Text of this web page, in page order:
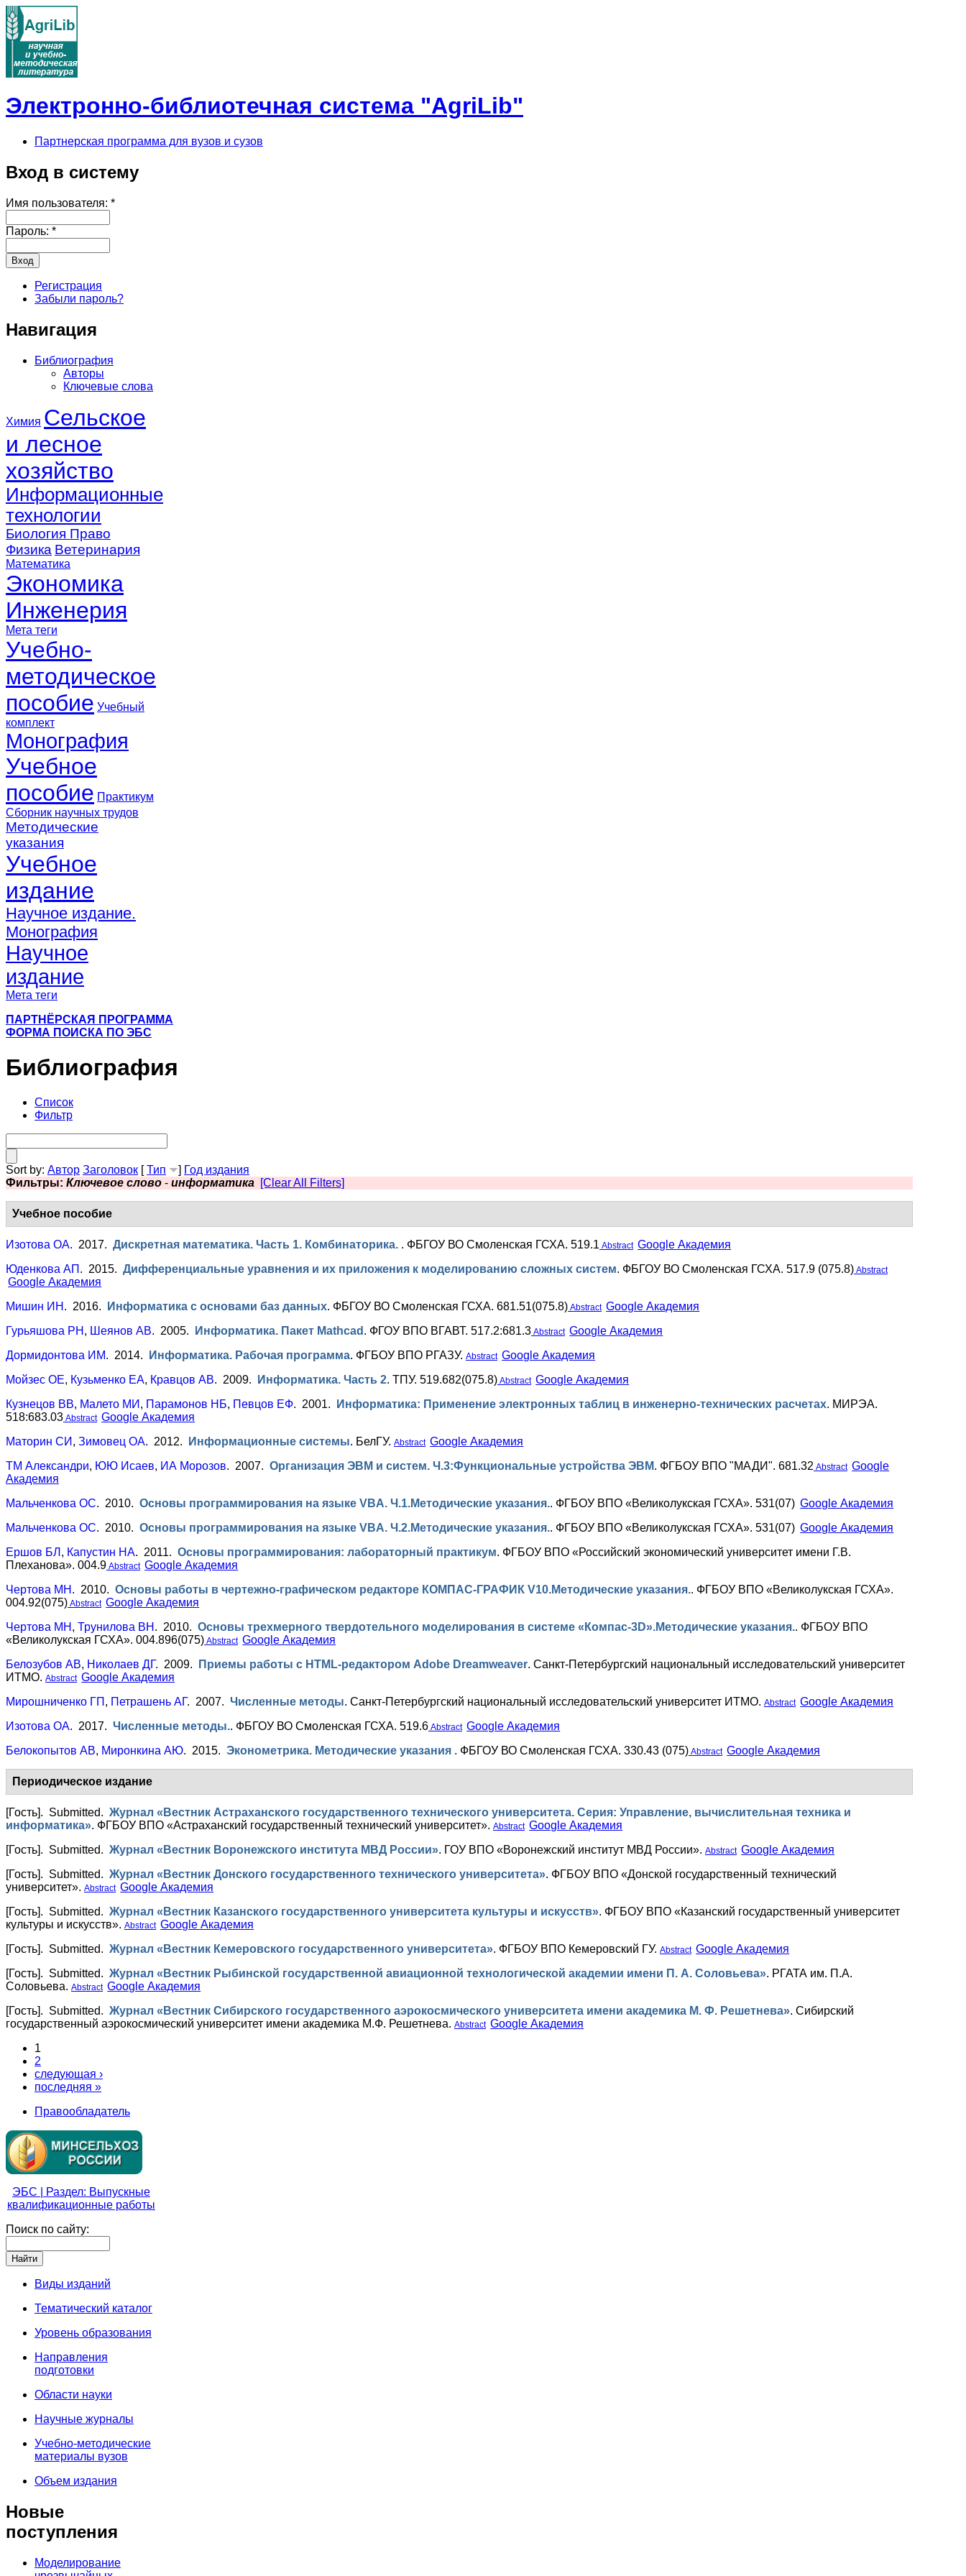
Электронно-библиотечная система "AgriLib"
Партнерская программа для вузов и сузов
Вход в систему
Имя пользователя: *
Пароль: *
Регистрация
Забыли пароль?
Навигация
Библиография
Авторы
Ключевые слова
Химия Сельское
и лесное
хозяйство
Информационные
технологии
Биология Право
Физика Ветеринария
Математика
Экономика
Инженерия
Мета теги
Учебно-
методическое
пособие Учебный
комплект
Монография
Учебное
пособие Практикум
Сборник научных трудов
Методические
указания
Учебное
издание
Научное издание.
Монография
Научное
издание
Мета теги
ПАРТНЁРСКАЯ ПРОГРАММА
ФОРМА ПОИСКА ПО ЭБС
Библиография
Список
Фильтр
Sort by: Автор Заголовок [Тип ] Год издания
Фильтры: Ключевое слово - информатика [Clear All Filters]
Учебное пособие
Изотова ОА. 2017. Дискретная математика. Часть 1. Комбинаторика. . ФБГОУ ВО Смоленская ГСХА. 519.1 Abstract Google Академия
Юденкова АП . 2015. Дифференциальные уравнения и их приложения к моделированию сложных систем. ФБГОУ ВО Смоленская ГСХА. 517.9 (075.8) Abstract
Google Академия
Мишин ИН . 2016. Информатика с основами баз данных. ФБГОУ ВО Смоленская ГСХА. 681.51(075.8) Abstract Google Академия
Гурьяшова РН , Шеянов АВ. 2005. Информатика. Пакет Mathcad . ФГОУ ВПО ВГАВТ. 517.2:681.3 Abstract Google Академия
Дормидонтова ИМ. 2014. Информатика. Рабочая программа. ФГБОУ ВПО РГАЗУ. Abstract Google Академия
Мойзес ОЕ, Кузьменко ЕА, Кравцов АВ. 2009. Информатика. Часть 2. ТПУ. 519.682(075.8) Abstract Google Академия
Кузнецов ВВ, Малето МИ , Парамонов НБ, Певцов ЕФ. 2001. Информатика: Применение электронных таблиц в инженерно-технических расчетах. МИРЭА.
518:683.03 Abstract Google Академия
Маторин СИ , Зимовец ОА. 2012. Информационные системы. БелГУ. Abstract Google Академия
ТМ Александри, ЮЮ Исаев, ИА Морозов. 2007. Организация ЭВМ и систем. Ч.3:Функциональные устройства ЭВМ. ФГБОУ ВПО "МАДИ". 681.32 Abstract Google
Академия
Мальченкова ОС. 2010. Основы программирования на языке VBA. Ч.1.Методические указания.. ФГБОУ ВПО «Великолукская ГСХА». 531(07) Google Академия
Мальченкова ОС. 2010. Основы программирования на языке VBA. Ч.2.Методические указания.. ФГБОУ ВПО «Великолукская ГСХА». 531(07) Google Академия
Ершов БЛ , Капустин НА. 2011. Основы программирования: лабораторный практикум. ФГБОУ ВПО «Российский экономический университет имени Г.В.
Плеханова». 004.9 Abstract Google Академия
Чертова МН . 2010. Основы работы в чертежно-графическом редакторе КОМПАС-ГРАФИК V10.Методические указания.. ФГБОУ ВПО «Великолукская ГСХА».
004.92(075) Abstract Google Академия
Чертова МН , Трунилова ВН . 2010. Основы трехмерного твердотельного моделирования в системе «Компас-3D».Методические указания.. ФГБОУ ВПО
«Великолукская ГСХА». 004.896(075) Abstract Google Академия
Белозубов АВ, Николаев ДГ. 2009. Приемы работы с HTML-редактором Adobe Dreamweaver. Санкт-Петербургский национальный исследовательский университет
ИТМО. Abstract Google Академия
Мирошниченко ГП , Петрашень АГ. 2007. Численные методы. Санкт-Петербургский национальный исследовательский университет ИТМО. Abstract Google Академия
Изотова ОА. 2017. Численные методы.. ФБГОУ ВО Смоленская ГСХА. 519.6 Abstract Google Академия
Белокопытов АВ, Миронкина АЮ. 2015. Эконометрика. Методические указания . ФБГОУ ВО Смоленская ГСХА. 330.43 (075) Abstract Google Академия
Периодическое издание
[Гость]. Submitted. Журнал «Вестник Астраханского государственного технического университета. Серия: Управление, вычислительная техника и
информатика». ФГБОУ ВПО «Астраханский государственный технический университет». Abstract Google Академия
[Гость]. Submitted. Журнал «Вестник Воронежского института МВД России». ГОУ ВПО «Воронежский институт МВД России». Abstract Google Академия
[Гость]. Submitted. Журнал «Вестник Донского государственного технического университета». ФГБОУ ВПО «Донской государственный технический
университет». Abstract Google Академия
[Гость]. Submitted. Журнал «Вестник Казанского государственного университета культуры и искусств». ФГБОУ ВПО «Казанский государственный университет
культуры и искусств». Abstract Google Академия
[Гость]. Submitted. Журнал «Вестник Кемеровского государственного университета». ФГБОУ ВПО Кемеровский ГУ. Abstract Google Академия
[Гость]. Submitted. Журнал «Вестник Рыбинской государственной авиационной технологической академии имени П. А. Соловьева». РГАТА им. П.А.
Соловьева. Abstract Google Академия
[Гость]. Submitted. Журнал «Вестник Сибирского государственного аэрокосмического университета имени академика М. Ф. Решетнева». Сибирский
государственный аэрокосмический университет имени академика М.Ф. Решетнева. Abstract Google Академия
1
2
следующая ›
последняя »
Правообладатель
ЭБС | Раздел: Выпускные
квалификационные работы
Поиск по сайту:
Виды изданий
Тематический каталог
Уровень образования
Направления
подготовки
Области науки
Научные журналы
Учебно-методические
материалы вузов
Объем издания
Новые
поступления
Моделирование